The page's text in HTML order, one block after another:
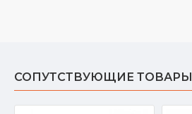
СОПУТСТВУЮЩИЕ ТОВАРЫ